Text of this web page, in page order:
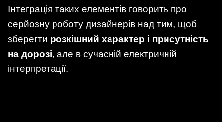
Інтеграція таких елементів говорить про
серйозну роботу дизайнерів над тим, щоб
зберегти розкішний характер і присутність
на дорозі, але в сучасній електричній
інтерпретації.